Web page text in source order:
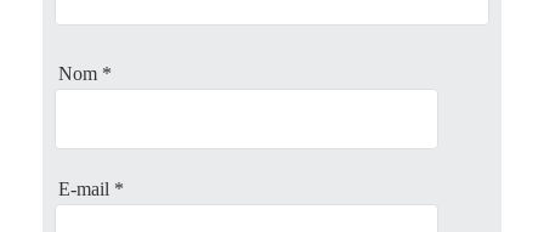
n
Nom *
E-mail *